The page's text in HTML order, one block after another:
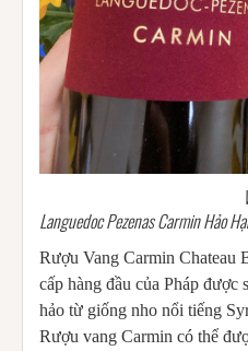
Languedoc Pezenas Carmin Hảo
Rượu Vang Carmin Chateau
cấp hàng đầu của Pháp
hảo từ giống nho nổi tiếng
Rượu vang Carmin có thể